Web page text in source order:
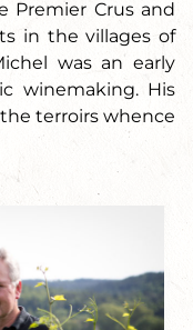
Premier Crus and
in the villages of
was an early
winemaking. His
terroirs whence